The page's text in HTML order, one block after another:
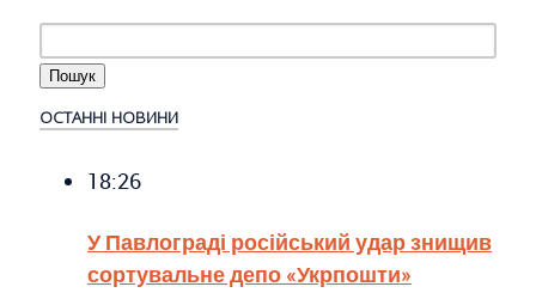
ОСТАННІ НОВИНИ
18:26
У Павлограді російський удар знищив
сортувальне депо «Укрпошти»